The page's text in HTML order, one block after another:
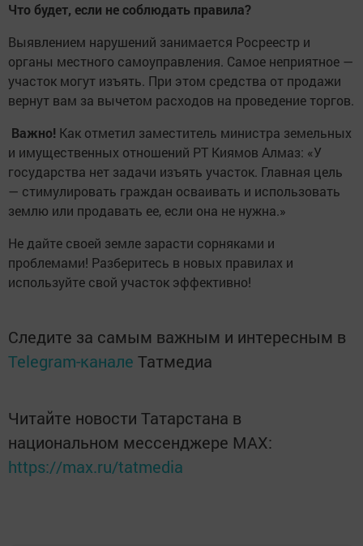
Что будет, если не соблюдать правила?
Выявлением нарушений занимается Росреестр и
органы местного самоуправления. Самое неприятное —
участок могут изъять. При этом средства от продажи
вернут вам за вычетом расходов на проведение торгов.
Важно! Как отметил заместитель министра земельных
и имущественных отношений РТ Киямов Алмаз: «У
государства нет задачи изъять участок. Главная цель
— стимулировать граждан осваивать и использовать
землю или продавать ее, если она не нужна.»
Не дайте своей земле зарасти сорняками и
проблемами! Разберитесь в новых правилах и
используйте свой участок эффективно!
Следите за самым важным и интересным в
Telegram-канале Татмедиа
Читайте новости Татарстана в
национальном мессенджере MАХ:
https://max.ru/tatmedia